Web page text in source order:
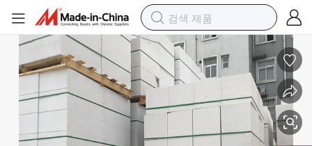
친환경 알크 벽 블록 3D 산업 디자인 블록과 기포가 있는 콘크리트 재료